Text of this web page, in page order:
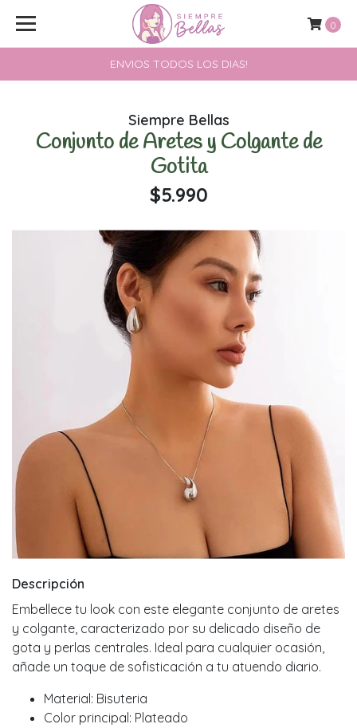
ENVIOS TODOS LOS DIAS!
0
Siempre Bellas
Conjunto de Aretes y Colgante de
Gotita
$5.990
Descripción
Embellece tu look con este elegante conjunto de aretes
y colgante, caracterizado por su delicado diseño de
gota y perlas centrales. Ideal para cualquier ocasión,
añade un toque de sofisticación a tu atuendo diario.
Material: Bisuteria
Color principal: Plateado